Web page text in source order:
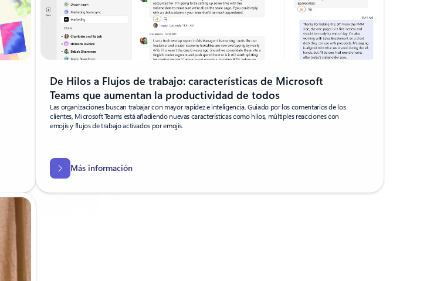
De Hilos a Flujos de trabajo: características de Microsoft
Teams que aumentan la productividad de todos
Las organizaciones buscan trabajar con mayor rapidez e inteligencia. Guiado por los comentarios de los
clientes, Microsoft Teams está añadiendo nuevas características como hilos, múltiples reacciones con
emojis y flujos de trabajo activados por emojis.
Más información